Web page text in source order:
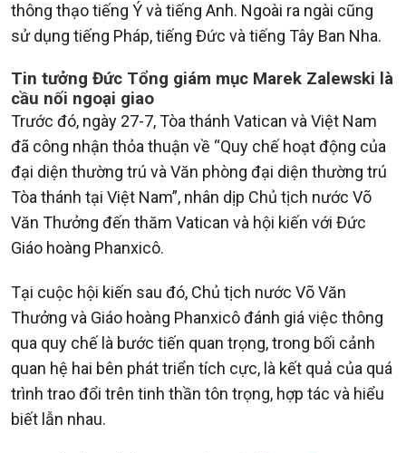
thông thạo tiếng Ý và tiếng Anh. Ngoài ra ngài cũng
sử dụng tiếng Pháp, tiếng Đức và tiếng Tây Ban Nha.
Tin tưởng Đức Tổng giám mục Marek Zalewski là
cầu nối ngoại giao
Trước đó, ngày 27-7, Tòa thánh Vatican và Việt Nam
đã công nhận thỏa thuận về “Quy chế hoạt động của
đại diện thường trú và Văn phòng đại diện thường trú
Tòa thánh tại Việt Nam”, nhân dịp Chủ tịch nước Võ
Văn Thưởng đến thăm Vatican và hội kiến với Đức
Giáo hoàng Phanxicô.
Tại cuộc hội kiến sau đó, Chủ tịch nước Võ Văn
Thưởng và Giáo hoàng Phanxicô đánh giá việc thông
qua quy chế là bước tiến quan trọng, trong bối cảnh
quan hệ hai bên phát triển tích cực, là kết quả của quá
trình trao đổi trên tinh thần tôn trọng, hợp tác và hiểu
biết lẫn nhau.